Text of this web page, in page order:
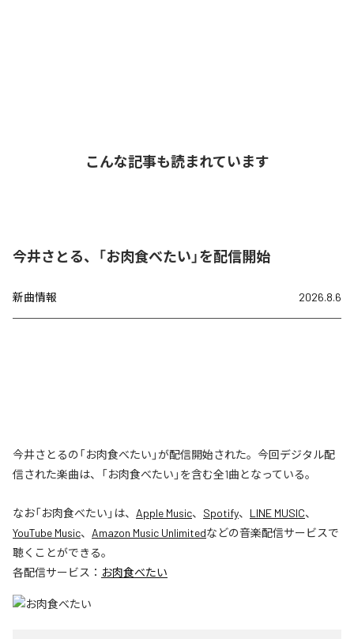
こんな記事も読まれています
今井さとる、「お肉食べたい」を配信開始
新曲情報 2026.8.6
今井さとるの「お肉食べたい」が配信開始された。今回デジタル配
信された楽曲は、「お肉食べたい」を含む全1曲となっている。
なお「お肉食べたい 」は、 Apple Music、 Spotify、 LINE MUSIC、
YouTube Music、 Amazon Music Unlimitedなどの音楽配信サービスで
聴くことができる。
各配信サービス： お肉食べたい